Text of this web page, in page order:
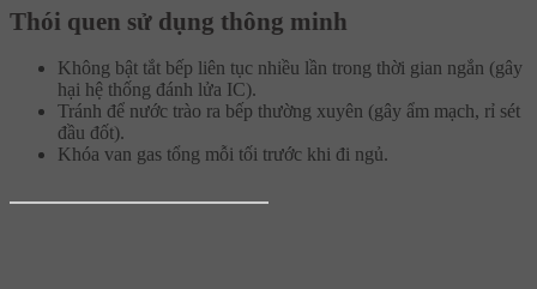
Thói quen sử dụng thông minh
Không bật tắt bếp liên tục nhiều lần trong thời gian ngắn (gây
hại hệ thống đánh lửa IC).
Tránh để nước trào ra bếp thường xuyên (gây ẩm mạch, rỉ sét
đầu đốt).
Khóa van gas tổng mỗi tối trước khi đi ngủ.